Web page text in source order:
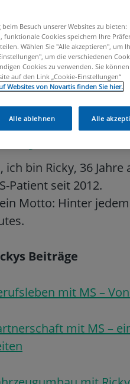
ich bin Ricky, 36
Patient seit 2012.
Motto: Hinter
Beiträge
mit MS –
mit MS –
Besuch unserer Websites zu bieten:
funktionale Cookies speichern Ihre
Wählen Sie "Alle akzeptieren", um
um die verschiedenen
Cookies zu verwenden. Sie
auf den Link „Cookie-Einstellungen“
Websites von Novartis finden Sie hier.
Alle ablehnen Alle